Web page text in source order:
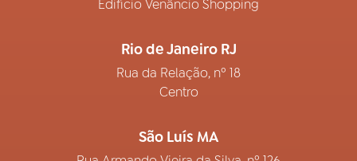
Edifício Venâncio Shopping
Rio de Janeiro RJ
Rua da Relação, nº 18
Centro
São Luís MA